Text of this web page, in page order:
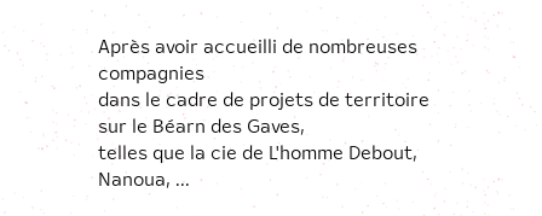
Après avoir accueilli de nombreuses
compagnies
dans le cadre de projets de territoire
sur le Béarn des Gaves,
telles que la cie de L'homme Debout,
Nanoua, ...